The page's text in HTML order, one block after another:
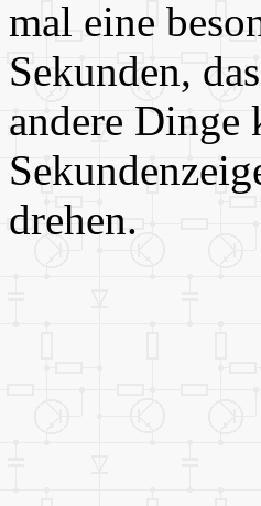
mal eine
Sekunden,
andere
drehen.